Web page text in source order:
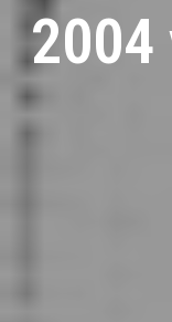
2004